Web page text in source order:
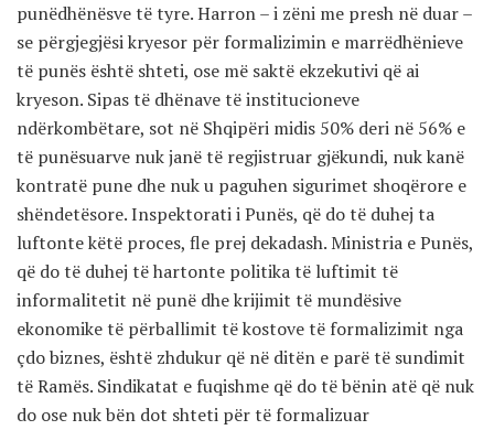
punëdhënësve të tyre. Harron – i zëni me presh në duar –
se përgjegjësi kryesor për formalizimin e marrëdhënieve
të punës është shteti, ose më saktë ekzekutivi që ai
kryeson. Sipas të dhënave të institucioneve
ndërkombëtare, sot në Shqipëri midis 50% deri në 56% e
të punësuarve nuk janë të regjistruar gjëkundi, nuk kanë
kontratë pune dhe nuk u paguhen sigurimet shoqërore e
shëndetësore. Inspektorati i Punës, që do të duhej ta
luftonte këtë proces, fle prej dekadash. Ministria e Punës,
që do të duhej të hartonte politika të luftimit të
informalitetit në punë dhe krijimit të mundësive
ekonomike të përballimit të kostove të formalizimit nga
çdo biznes, është zhdukur që në ditën e parë të sundimit
të Ramës. Sindikatat e fuqishme që do të bënin atë që nuk
do ose nuk bën dot shteti për të formalizuar